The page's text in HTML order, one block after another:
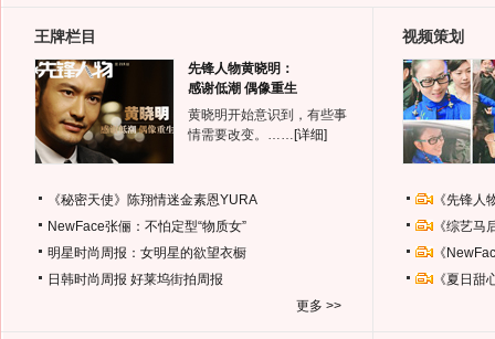
王牌栏目
先锋人物黄晓明：
感谢低潮 偶像重生
黄晓明开始意识到，有些事
情需要改变。…… [详细]
《秘密天使》陈翔情迷金素恩YURA
NewFace张俪：不怕定型“物质女”
明星时尚周报：女明星的欲望衣橱
日韩时尚周报 好莱坞街拍周报
更多 >>
视频策划
《先锋
《综艺
《
《夏日